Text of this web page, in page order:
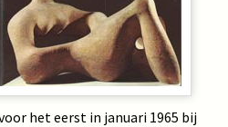
het eerst in januari 1965 bij